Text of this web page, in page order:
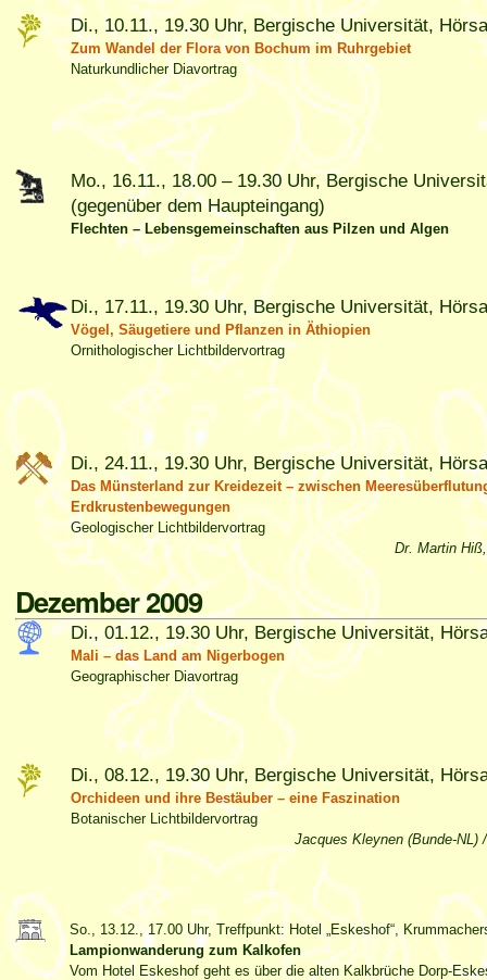
Di., 10.11., 19.30 Uhr, Bergische Universität,
Zum Wandel der Flora von Bochum im Ruhrgebiet
Naturkundlicher Diavortrag
Mo., 16.11., 18.00 – 19.30 Uhr, Bergische
(gegenüber dem Haupteingang)
Flechten – Lebensgemeinschaften aus Pilzen und Algen
Di., 17.11., 19.30 Uhr, Bergische Universität,
Vögel, Säugetiere und Pflanzen in Äthiopien
Ornithologischer Lichtbildervortrag
Di., 24.11., 19.30 Uhr, Bergische Universität,
Das Münsterland zur Kreidezeit – zwischen
Erdkrustenbewegungen
Geologischer Lichtbildervortrag
Dr. Martin
Dezember 2009
Di., 01.12., 19.30 Uhr, Bergische Universität,
Mali – das Land am Nigerbogen
Geographischer Diavortrag
Di., 08.12., 19.30 Uhr, Bergische Universität,
Orchideen und ihre Bestäuber – eine Faszination
Botanischer Lichtbildervortrag
Jacques Kleynen (Bunde-NL)
So., 13.12., 17.00 Uhr, Treffpunkt: Hotel „Eskeshof“,
Lampionwanderung zum Kalkofen
Vom Hotel Eskeshof geht es über die alten Kalkbrüche Dorp-